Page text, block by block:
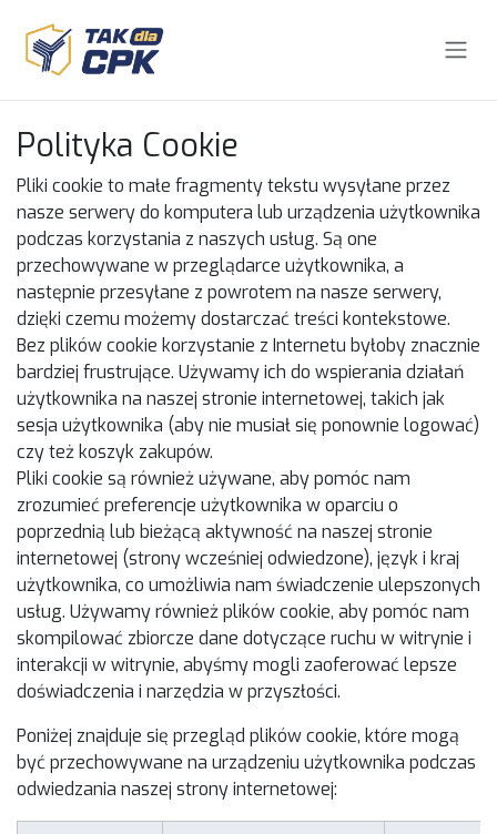
Polityka Cookie
Pliki cookie to małe fragmenty tekstu wysyłane przez
nasze serwery do komputera lub urządzenia użytkownika
podczas korzystania z naszych usług. Są one
przechowywane w przeglądarce użytkownika, a
następnie przesyłane z powrotem na nasze serwery,
dzięki czemu możemy dostarczać treści kontekstowe.
Bez plików cookie korzystanie z Internetu byłoby znacznie
bardziej frustrujące. Używamy ich do wspierania działań
użytkownika na naszej stronie internetowej, takich jak
sesja użytkownika (aby nie musiał się ponownie logować)
czy też koszyk zakupów.
Pliki cookie są również używane, aby pomóc nam
zrozumieć preferencje użytkownika w oparciu o
poprzednią lub bieżącą aktywność na naszej stronie
internetowej (strony wcześniej odwiedzone), język i kraj
użytkownika, co umożliwia nam świadczenie ulepszonych
usług. Używamy również plików cookie, aby pomóc nam
skompilować zbiorcze dane dotyczące ruchu w witrynie i
interakcji w witrynie, abyśmy mogli zaoferować lepsze
doświadczenia i narzędzia w przyszłości.
Poniżej znajduje się przegląd plików cookie, które mogą
być przechowywane na urządzeniu użytkownika podczas
odwiedzania naszej strony internetowej: